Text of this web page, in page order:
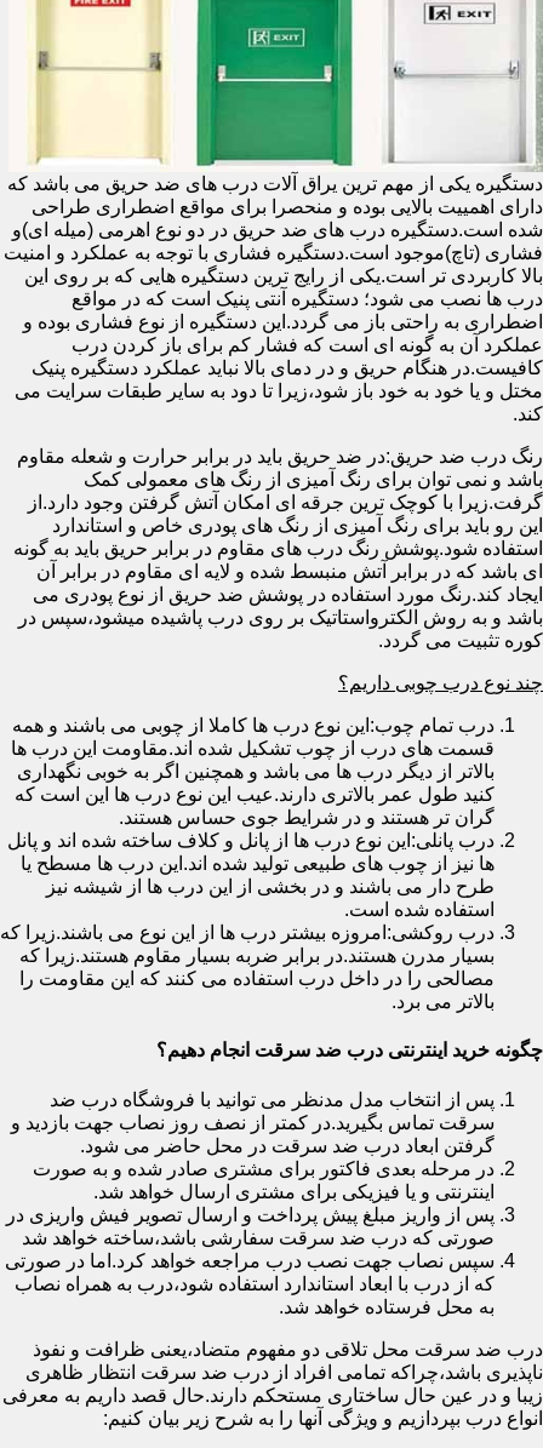
دستگیره یکی از مهم ترین یراق آلات درب های ضد حریق می باشد که
دارای اهمییت بالایی بوده و منحصرا برای مواقع اضطراری طراحی
شده است.دستگیره درب های ضد حریق در دو نوع اهرمی (میله ای)و
فشاری (تاچ)موجود است.دستگیره فشاری با توجه به عملکرد و امنیت
بالا کاربردی تر است.یکی از رایج ترین دستگیره هایی که بر روی این
درب ها نصب می شود؛ دستگیره آنتی پنیک است که در مواقع
اضطراری به راحتی باز می گردد.این دستگیره از نوع فشاری بوده و
عملکرد آن به گونه ای است که فشار کم برای باز کردن درب
کافیست.در هنگام حریق و در دمای بالا نباید عملکرد دستگیره پنیک
مختل و یا خود به خود باز شود،زیرا تا دود به سایر طبقات سرایت می
کند.
رنگ درب ضد حریق:در ضد حریق باید در برابر حرارت و شعله مقاوم
باشد و نمی توان برای رنگ آمیزی از رنگ های معمولی کمک
گرفت.زیرا با کوچک ترین جرقه ای امکان آتش گرفتن وجود دارد.از
این رو باید برای رنگ آمیزی از رنگ های پودری خاص و استاندارد
استفاده شود.پوشش رنگ درب های مقاوم در برابر حریق باید به گونه
ای باشد که در برابر آتش منبسط شده و لایه ای مقاوم در برابر آن
ایجاد کند.رنگ مورد استفاده در پوشش ضد حریق از نوع پودری می
باشد و به روش الکترواستاتیک بر روی درب پاشیده میشود،سپس در
کوره تثبیت می گردد.
چند نوع درب چوبی داریم؟
درب تمام چوب:این نوع درب ها کاملا از چوبی می باشند و همه
قسمت های درب از چوب تشکیل شده اند.مقاومت این درب ها
بالاتر از دیگر درب ها می باشد و همچنین اگر به خوبی نگهداری
کنید طول عمر بالاتری دارند.عیب این نوع درب ها این است که
گران تر هستند و در شرایط جوی حساس هستند.
درب پانلی:این نوع درب ها از پانل و کلاف ساخته شده اند و پانل
ها نیز از چوب های طبیعی تولید شده اند.این درب ها مسطح یا
طرح دار می باشند و در بخشی از این درب ها از شیشه نیز
استفاده شده است.
درب روکشی:امروزه بیشتر درب ها از این نوع می باشند.زیرا که
بسیار مدرن هستند.در برابر ضربه بسیار مقاوم هستند.زیرا که
مصالحی را در داخل درب استفاده می کنند که این مقاومت را
بالاتر می برد.
چگونه خرید اینترنتی درب ضد سرقت انجام دهیم؟
پس از انتخاب مدل مدنظر می توانید با فروشگاه درب ضد
سرقت تماس بگیرید.در کمتر از نصف روز نصاب جهت بازدید و
گرفتن ابعاد درب ضد سرقت در محل حاضر می شود.
در مرحله بعدی فاکتور برای مشتری صادر شده و به صورت
اینترنتی و یا فیزیکی برای مشتری ارسال خواهد شد.
پس از واریز مبلغ پیش پرداخت و ارسال تصویر فیش واریزی در
صورتی که درب ضد سرقت سفارشی باشد،ساخته خواهد شد
سپس نصاب جهت نصب درب مراجعه خواهد کرد.اما در صورتی
که از درب با ابعاد استاندارد استفاده شود،درب به همراه نصاب
به محل فرستاده خواهد شد.
درب ضد سرقت محل تلاقی دو مفهوم متضاد،یعنی ظرافت و نفوذ
ناپذیری باشد،چراکه تمامی افراد از درب ضد سرقت انتظار ظاهری
زیبا و در عین حال ساختاری مستحکم دارند.حال قصد داریم به معرفی
انواع درب بپردازیم و ویژگی آنها را به شرح زیر بیان کنیم: